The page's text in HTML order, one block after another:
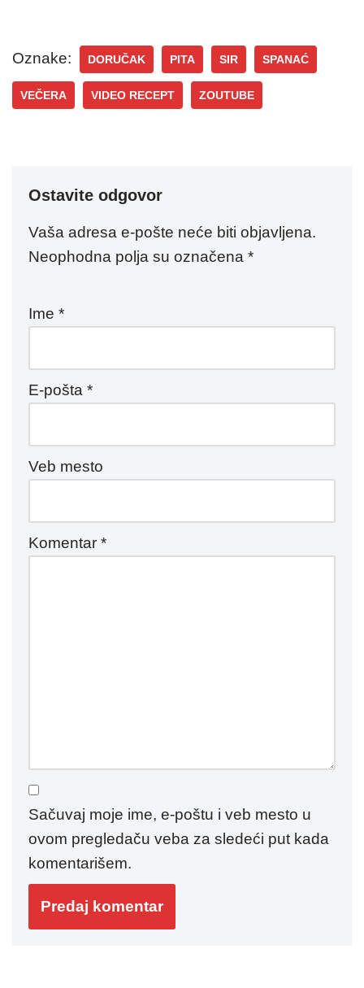
Oznake: DORUČAK PITA SIR SPANAĆ
VEČERA VIDEO RECEPT ZOUTUBE
Ostavite odgovor
Vaša adresa e-pošte neće biti objavljena.
Neophodna polja su označena *
Ime *
E-pošta *
Veb mesto
Komentar *
Sačuvaj moje ime, e-poštu i veb mesto u
ovom pregledaču veba za sledeći put kada
komentarišem.